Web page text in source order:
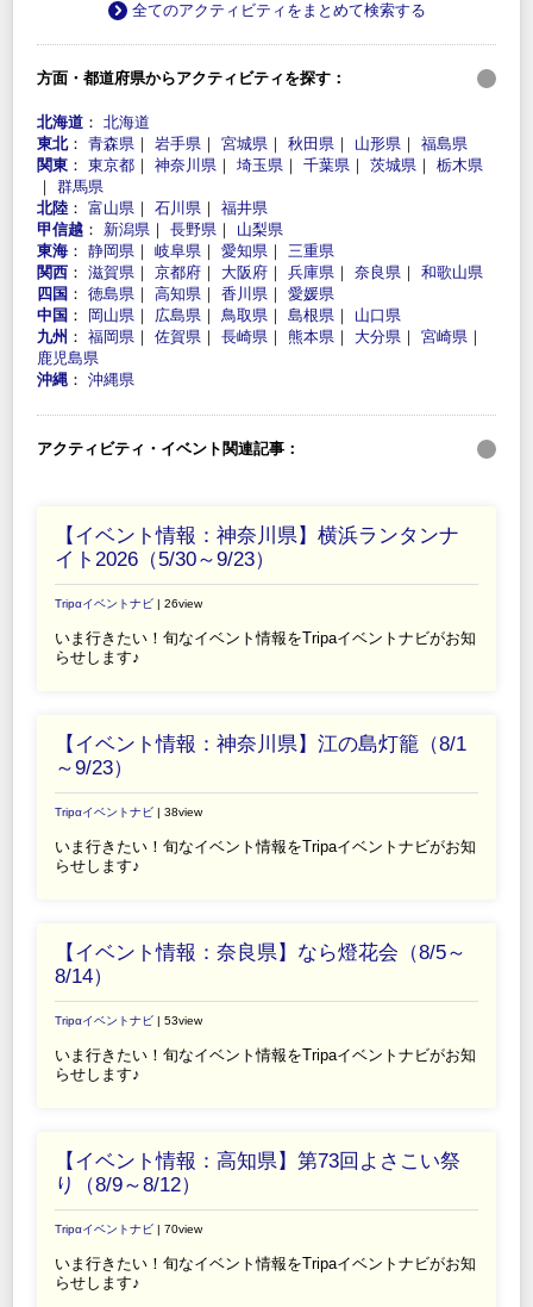
全てのアクティビティをまとめて検索する
方面・都道府県からアクティビティを探す：
北海道 ： 北海道
東北： 青森県 ｜ 岩手県 ｜ 宮城県 ｜ 秋田県 ｜ 山形県 ｜ 福島県
関東 ： 東京都 ｜ 神奈川県 ｜ 埼玉県 ｜ 千葉県 ｜ 茨城県 ｜ 栃木県
｜ 群馬県
北陸 ： 富山県 ｜ 石川県 ｜ 福井県
甲信越 ： 新潟県 ｜ 長野県 ｜ 山梨県
東海 ： 静岡県 ｜ 岐阜県 ｜ 愛知県 ｜ 三重県
関西 ： 滋賀県 ｜ 京都府 ｜ 大阪府 ｜ 兵庫県 ｜ 奈良県 ｜ 和歌山県
四国 ： 徳島県 ｜ 高知県 ｜ 香川県 ｜ 愛媛県
中国 ： 岡山県 ｜ 広島県 ｜ 鳥取県 ｜ 島根県 ｜ 山口県
九州 ： 福岡県 ｜ 佐賀県 ｜ 長崎県 ｜ 熊本県 ｜ 大分県 ｜ 宮崎県 ｜
鹿児島県
沖縄 ： 沖縄県
アクティビティ・イベント関連記事：
【イベント情報：神奈川県】横浜ランタンナ
イト2026（5/30～9/23）
Tripαイベントナビ | 26view
いま行きたい！旬なイベント情報をTripaイベントナビがお知
らせします♪
【イベント情報：神奈川県】江の島灯籠（8/1
～9/23）
Tripαイベントナビ | 38view
いま行きたい！旬なイベント情報をTripaイベントナビがお知
らせします♪
【イベント情報：奈良県】なら燈花会（8/5～
8/14）
Tripαイベントナビ | 53view
いま行きたい！旬なイベント情報をTripaイベントナビがお知
らせします♪
【イベント情報：高知県】第73回よさこい祭
り（8/9～8/12）
Tripαイベントナビ | 70view
いま行きたい！旬なイベント情報をTripaイベントナビがお知
らせします♪